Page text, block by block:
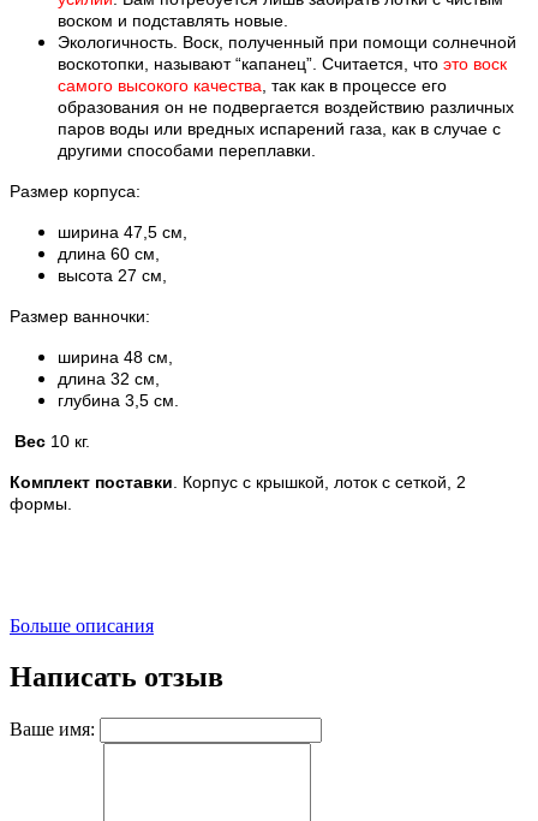
воском и подставлять новые.
Экологичность. Воск, полученный при помощи солнечной
воскотопки, называют “капанец”. Считается, что это воск
самого высокого качества , так как в процессе его
образования он не подвергается воздействию различных
паров воды или вредных испарений газа, как в случае с
другими способами переплавки.
Размер корпуса:
ширина 47,5 см,
длина 60 см,
высота 27 см,
Размер ванночки:
ширина 48 см,
длина 32 см,
глубина 3,5 см.
Вес 10 кг.
Комплект поставки . Корпус с крышкой, лоток с сеткой, 2
формы.
Больше описания
Написать отзыв
Ваше имя: